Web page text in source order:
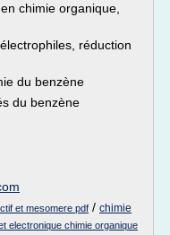
chimie organique,
réduction
du benzène
du benzène
et mesomere pdf / chimie
electronique chimie organique